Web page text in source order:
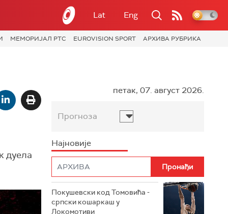
Lat Eng
МЕМОРИЈАЛ РТС EUROVISION SPORT АРХИВА РУБРИКА
дуела
петак, 07. август 2026.
Прогноза
Најновије
Покушевски код Томовића -
српски кошаркаш у
Локомотиви